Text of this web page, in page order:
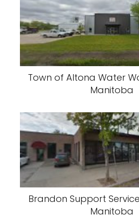
Town of Altona Water
Manitoba
Brandon Support
Manitoba